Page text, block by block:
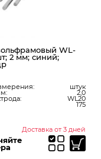
WL-
2 мм; синий;
штук
2,0
WL20
175
Доставка от 3 дней